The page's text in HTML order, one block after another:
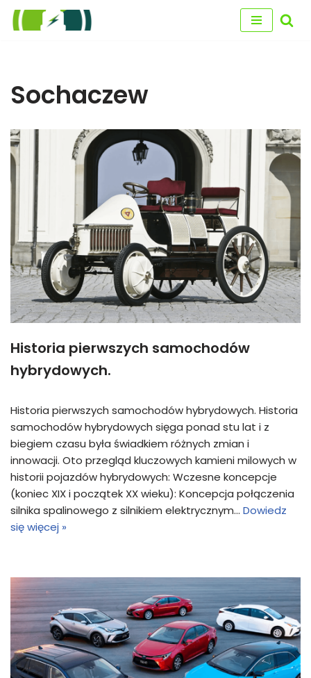
Sochaczew
Historia pierwszych samochodów
hybrydowych.
Historia pierwszych samochodów hybrydowych. Historia
samochodów hybrydowych sięga ponad stu lat i z
biegiem czasu była świadkiem różnych zmian i
innowacji. Oto przegląd kluczowych kamieni milowych w
historii pojazdów hybrydowych: Wczesne koncepcje
(koniec XIX i początek XX wieku): Koncepcja połączenia
silnika spalinowego z silnikiem elektrycznym… Dowiedz
się więcej »